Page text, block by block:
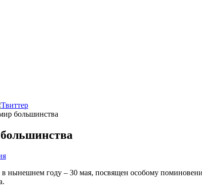
большинства
нынешнем году – 30 мая, посвящен особому